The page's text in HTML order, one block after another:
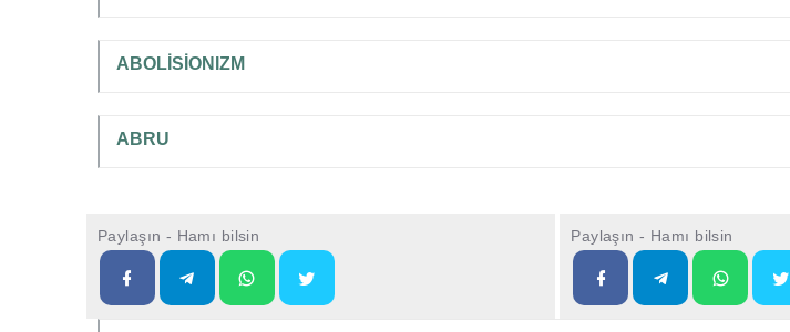
ABOLİSİONIZM
ABRU
Paylaşın - Hamı bilsin Paylaşın - Hamı bilsin